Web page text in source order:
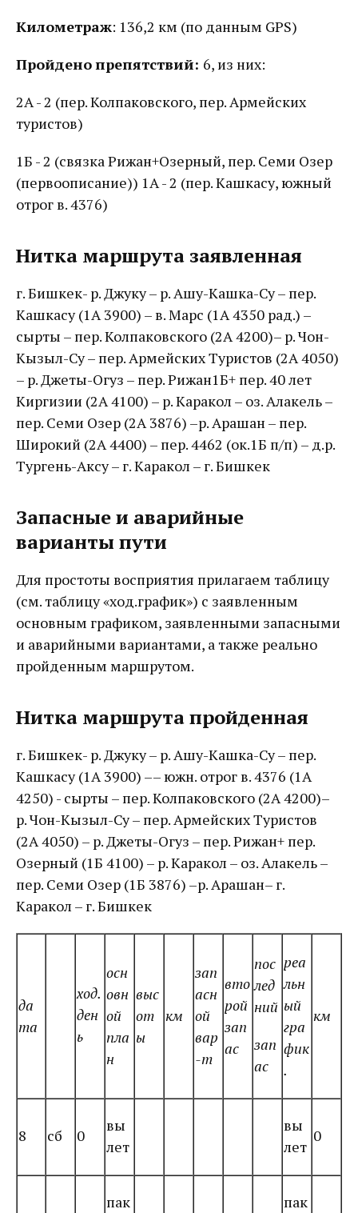
Километраж: 136,2 км (по данным GPS)
Пройденопрепятствий: 6, из них:
2А - 2 (пер. Колпаковского, пер. Армейских
туристов)
1Б - 2 (связка Рижан+Озерный, пер. Семи Озер
(первоописание)) 1А - 2 (пер. Кашкасу, южный
отрог в. 4376)
Нитка маршрута заявленная
г. Бишкек- р. Джуку – р. Ашу-Кашка-Су – пер.
Кашкасу (1А 3900) – в. Марс (1А 4350 рад.) –
сырты – пер. Колпаковского (2А 4200)– р. Чон-
Кызыл-Су – пер. Армейских Туристов (2А 4050)
– р. Джеты-Огуз – пер. Рижан1Б+ пер. 40 лет
Киргизии (2А 4100) – р. Каракол – оз. Алакель –
пер. Семи Озер (2А 3876) –р. Арашан – пер.
Широкий (2А 4400) – пер. 4462 (ок.1Б п/п) – д.р.
Тургень-Аксу – г. Каракол – г. Бишкек
Запасные и аварийные
варианты пути
Для простоты восприятия прилагаем таблицу
(см. таблицу «ход.график») с заявленным
основным графиком, заявленными запасными
и аварийными вариантами, а также реально
пройденным маршрутом.
Нитка маршрута пройденная
г. Бишкек- р. Джуку – р. Ашу-Кашка-Су – пер.
Кашкасу (1А 3900) –– южн. отрог в. 4376 (1А
4250) - сырты – пер. Колпаковского (2А 4200)–
р. Чон-Кызыл-Су – пер. Армейских Туристов
(2А 4050) – р. Джеты-Огуз – пер. Рижан+ пер.
Озерный (1Б 4100) – р. Каракол – оз. Алакель –
пер. Семи Озер (1Б 3876) –р. Арашан– г.
Каракол – г. Бишкек
да
та
ход.
ден
ь
осн
овн
ой
пла
н
выс
от
ы
км
зап
асн
ой
вар
-т
вто
рой
зап
ас
пос
лед
ний
зап
ас
реа
льн
ый
гра
фик
.
км
8 сб 0
вы
лет
вы
лет
0
пак
пак